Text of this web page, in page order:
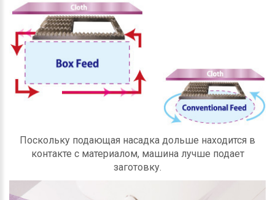
Поскольку подающая насадка дольше находится в
контакте с материалом, машина лучше подает
заготовку.